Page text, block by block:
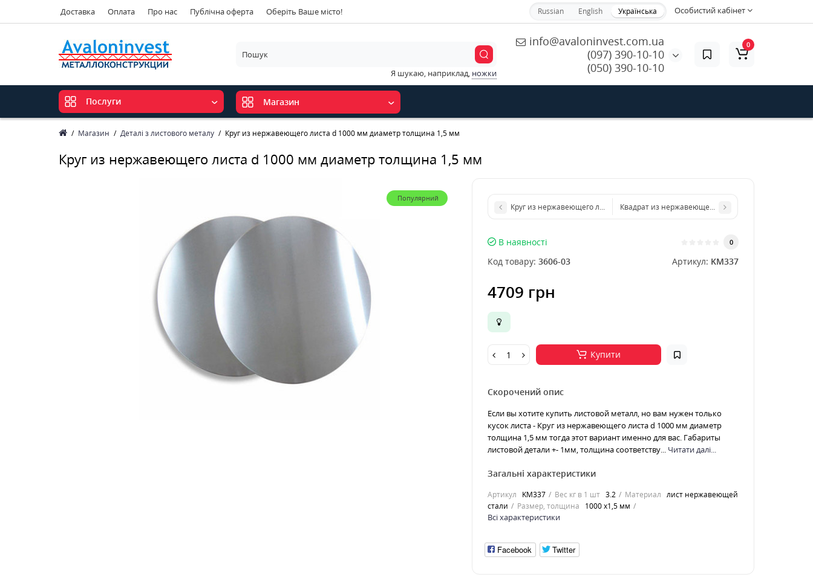
Доставка Оплата Про нас Публічна оферта Оберіть Ваше місто! Особистий кабінет
Russian English Українська
info@avaloninvest.com.ua
(097) 390-10-10
(050) 390-10-10
Я шукаю, наприклад, ножки
0
Послуги Магазин
Магазин Деталі з листового металу Круг из нержавеющего листа d 1000 мм диаметр толщина 1,5 мм
Круг из нержавеющего листа d 1000 мм диаметр толщина 1,5 мм
Популярний
Круг из нержавеющего листа d 800 мм диаметр толщина 1,5 мм
Квадрат из нержавеющего листа 200х200 мм
В наявності 0
Код товару: 3606-03 Артикул: KM337
4709 грн
Купити
Скорочений опис
Если вы хотите купить листовой металл, но вам нужен только
кусок листа - Круг из нержавеющего листа d 1000 мм диаметр
толщина 1,5 мм тогда этот вариант именно для вас. Габариты
листовой детали +- 1мм, толщина соответству... Читати далі...
Загальні характеристики
Артикул KM337 Вес кг в 1 шт 3.2 Материал лист нержавеющей
стали
Размер, толщина 1000 х1,5 мм
Всі характеристики
Facebook Twitter